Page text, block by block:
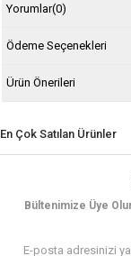
Yorumlar(0)
Ödeme Seçenekleri
Ürün Önerileri
En Çok Satılan Ürünler
Bültenimize Üye